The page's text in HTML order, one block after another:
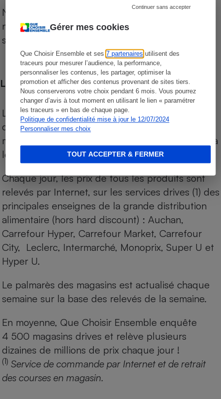
Gérer mes cookies
Que Choisir Ensemble et ses7 partenaires utilisent des
traceurs pour mesurer l’audience, la performance,
personnaliser les contenus, les partager, optimiser la
promotion et afficher des contenus provenant de sites tiers.
Nous conserverons votre choix pendant 6 mois. Vous pourrez
changer d’avis à tout moment en utilisant le lien « paramétrer
les traceurs » en bas de chaque page.
Politique de confidentialité mise à jour le 12/07/2024
Personnaliser mes choix
Continuer sans accepter
TOUT ACCEPTER & FERMER
Notre comparateur de supermarchés propose le
niveau de prix des supermarchés, géolocalisés
sur le territoire français.
Les comparaisons de prix
Les comparaisons sont réalisées sur l’ensemble
des produits des magasins. Les produits de
marques de distributeurs (MDD) sont comparés à
leurs équivalents chez leurs concurrents.
Chaque jour, les prix de tous les produits sont
relevés par Internet, sur les services drives (1) des
principales enseignes de la grande distribution
alimentaire (hors hard discount) : Auchan,
Carrefour Hyper, Carrefour Market, Carrefour
City, Leclerc, Intermarché, Monoprix, Super U et
Hyper U.
Le palmarès des magasins est actualisé chaque
semaine sur la base des relevés de la semaine.
En moyenne, Que Choisir Ensemble enquête
4 500 magasins drives et relève plusieurs
dizaines de millions de prix chaque jour !
(1) Service de commande par Internet et de retrait
des courses en magasin.